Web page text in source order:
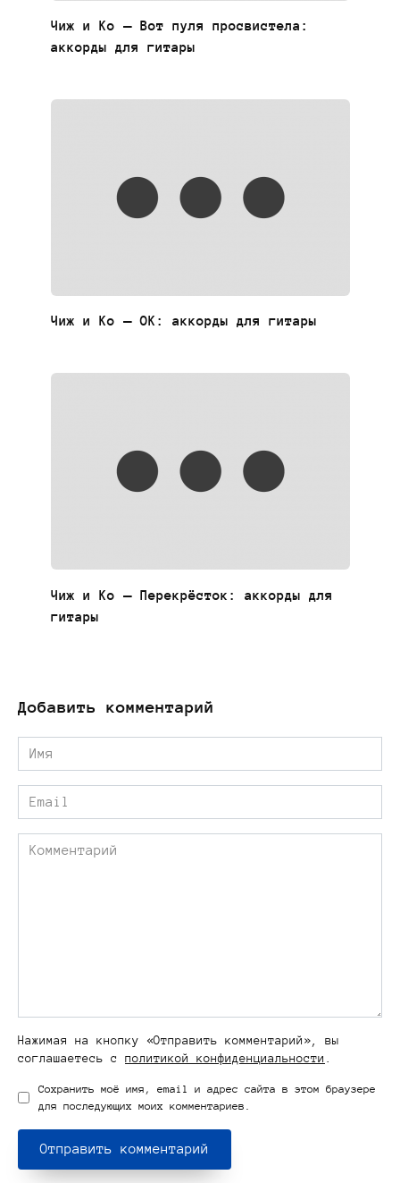
Чиж и Ко — Вот пуля просвистела:
аккорды для гитары
Чиж и Ко — ОК: аккорды для гитары
Чиж и Ко — Перекрёсток: аккорды для
гитары
Добавить комментарий
Имя
*
Email
*
Комментарий
Нажимая на кнопку «Отправить комментарий», вы
соглашаетесь с политикой конфиденциальности
Сохранить моё имя, email и адрес сайта в этом браузере
для последующих моих комментариев.